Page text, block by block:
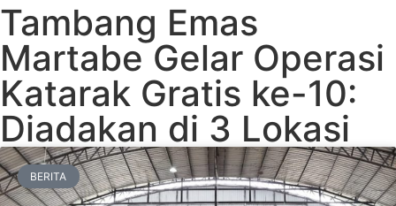
Tambang Emas
Martabe Gelar Operasi
Katarak Gratis ke-10:
Diadakan di 3 Lokasi
BERITA